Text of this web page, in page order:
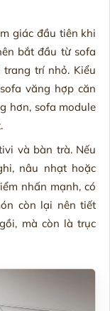
giác đầu tiên khi
bắt đầu từ sofa
trí nhỏ. Kiểu
văng hợp căn
hơn, sofa module
và bàn trà. Nếu
nâu nhạt hoặc
nhấn mạnh, có
còn lại nên tiết
mà còn là trục